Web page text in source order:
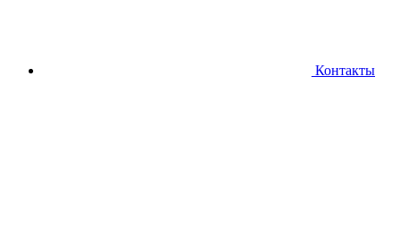
Контакты